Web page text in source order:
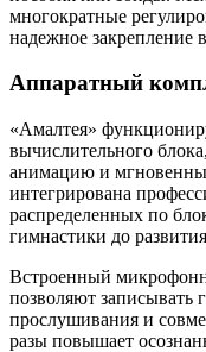
многократные
надежное закрепление
Аппаратный
«Амалтея»
вычислительного
анимацию и
интегрирована
распределенных по
гимнастики до
Встроенный
позволяют записывать
прослушивания и
разы повышает